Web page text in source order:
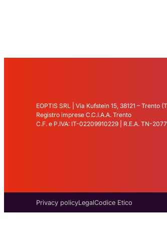
EOPTIS SRL | Via Kufstein 15, 38121 – Trento
Registro imprese C.C.I.A.A. Trento
C.F. e P.IVA: IT-02209910229 | R.E.A. TN-
Privacy policyLegalCodice Etico